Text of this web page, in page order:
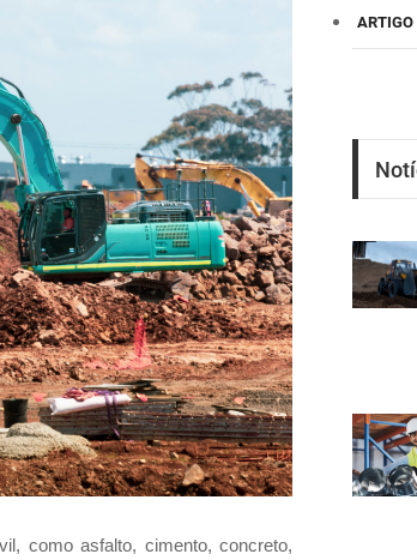
como asfalto, cimento, concreto,
ARTIGO